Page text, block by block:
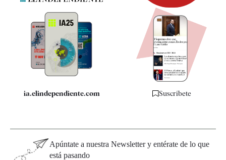
Quiénes somos
Especificaciones
ia.elindependiente.com Suscríbete
Apúntate a nuestra Newsletter y entérate de lo que
está pasando